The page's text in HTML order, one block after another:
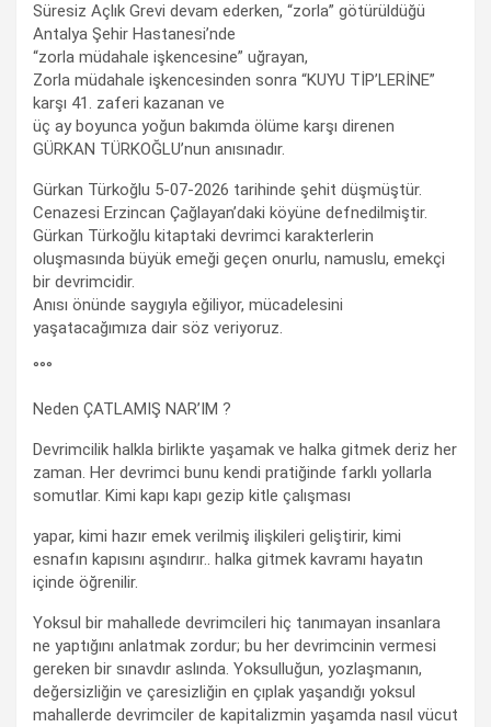
Süresiz Açlık Grevi devam ederken, “zorla” götürüldüğü
Antalya Şehir Hastanesi’nde
“zorla müdahale işkencesine” uğrayan,
Zorla müdahale işkencesinden sonra “KUYU TİP’LERİNE”
karşı 41. zaferi kazanan ve
üç ay boyunca yoğun bakımda ölüme karşı direnen
GÜRKAN TÜRKOĞLU’nun anısınadır.
Gürkan Türkoğlu 5-07-2026 tarihinde şehit düşmüştür.
Cenazesi Erzincan Çağlayan’daki köyüne defnedilmiştir.
Gürkan Türkoğlu kitaptaki devrimci karakterlerin
oluşmasında büyük emeği geçen onurlu, namuslu, emekçi
bir devrimcidir.
Anısı önünde saygıyla eğiliyor, mücadelesini
yaşatacağımıza dair söz veriyoruz.
°°°
Neden ÇATLAMIŞ NAR’IM ?
Devrimcilik halkla birlikte yaşamak ve halka gitmek deriz her
zaman. Her devrimci bunu kendi pratiğinde farklı yollarla
somutlar. Kimi kapı kapı gezip kitle çalışması
yapar, kimi hazır emek verilmiş ilişkileri geliştirir, kimi
esnafın kapısını aşındırır.. halka gitmek kavramı hayatın
içinde öğrenilir.
Yoksul bir mahallede devrimcileri hiç tanımayan insanlara
ne yaptığını anlatmak zordur; bu her devrimcinin vermesi
gereken bir sınavdır aslında. Yoksulluğun, yozlaşmanın,
değersizliğin ve çaresizliğin en çıplak yaşandığı yoksul
mahallerde devrimciler de kapitalizmin yaşamda nasıl vücut